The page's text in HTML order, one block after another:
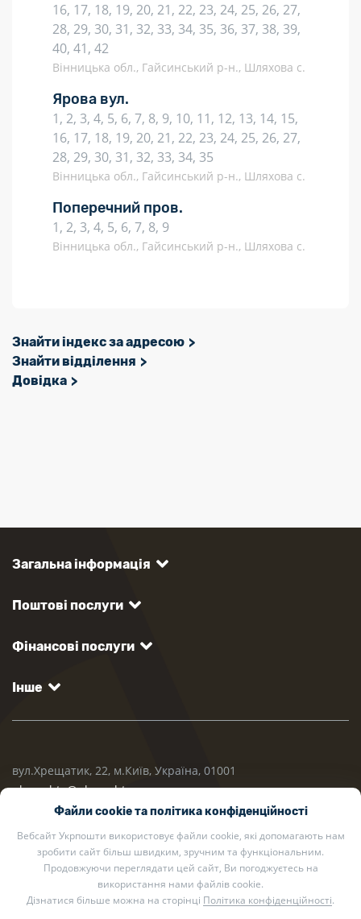
16, 17, 18, 19, 20, 21, 22, 23, 24, 25, 26, 27,
28, 29, 30, 31, 32, 33, 34, 35, 36, 37, 38, 39,
40, 41, 42
Вінницька обл., Гайсинський р-н., Шляхова с.
Ярова вул.
1, 2, 3, 4, 5, 6, 7, 8, 9, 10, 11, 12, 13, 14, 15,
16, 17, 18, 19, 20, 21, 22, 23, 24, 25, 26, 27,
28, 29, 30, 31, 32, 33, 34, 35
Вінницька обл., Гайсинський р-н., Шляхова с.
Поперечний пров.
1, 2, 3, 4, 5, 6, 7, 8, 9
Вінницька обл., Гайсинський р-н., Шляхова с.
Знайти індекс за адресою
Знайти відділення
Довідка
Загальна інформація
Поштові послуги
Фінансові послуги
Інше
вул.Хрещатик, 22, м.Київ, Україна, 01001
ukrposhta@ukrposhta.ua
Файли cookie та політика конфіденційності
Вебсайт Укрпошти використовує файли cookie, які допомагають нам
зробити сайт більш швидким, зручним та функціональним.
Продовжуючи переглядати цей сайт, Ви погоджуєтесь на
використання нами файлів cookie.
Дізнатися більше можна на сторінці Політика конфіденційності.